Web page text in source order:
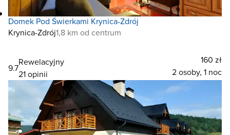
Domek Pod Świerkami Krynica-Zdrój
Krynica-Zdrój1,8 km od centrum
9.7
Rewelacyjny
21 opinii
160 zł
2 osoby, 1 noc